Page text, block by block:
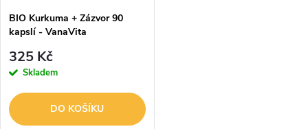
BIO Kurkuma + Zázvor 90
kapslí - VanaVita
325 Kč
Skladem
DO KOŠÍKU